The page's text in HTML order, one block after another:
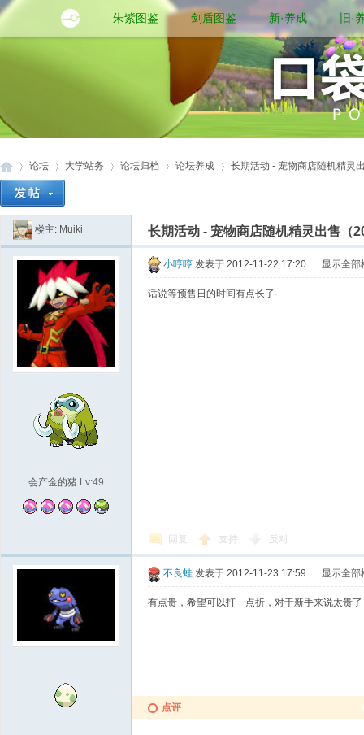
朱紫图鉴 剑盾图鉴 新·养成 旧·
»
论坛
›
大学站务 论坛归档
›
论坛养成
›
长期活动 - 宠物商店随机精灵
楼主: Muiki 长期活动 - 宠物商店随机精灵出售（
会产金的猪Lv:49
小哼哼 发表于 2012-11-22 17:20 | 显示全部
话说等预售日的时间有点长了·
回复 支持 反对
不良蛙 发表于 2012-11-23 17:59 | 显示全部
有点贵，希望可以打一点折，对于新手来说太贵
点评